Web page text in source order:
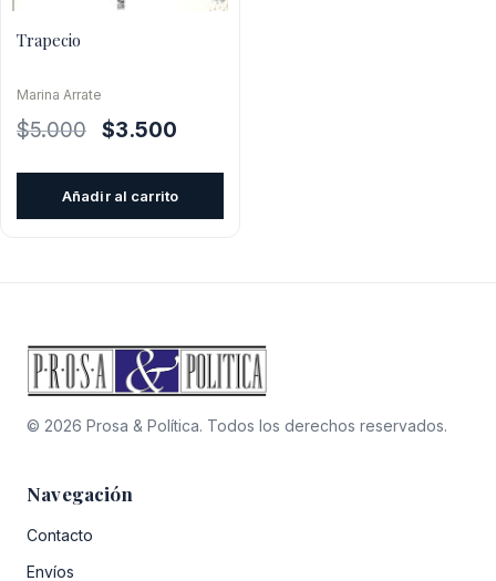
Trapecio
Marina Arrate
$5.000
El
$3.500
Añadir al carrito
© 2026 Prosa & Política. Todos los derechos reservados.
Navegación
Contacto
Envíos